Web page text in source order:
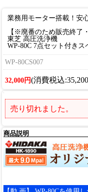
業務用モーター搭載！安
【※廃番のため販売終了
東芝 高圧洗浄機
WP-80C 7点セット付きス
WP-80CS007
32,000円(消費税込
売り切れました。
商品説明